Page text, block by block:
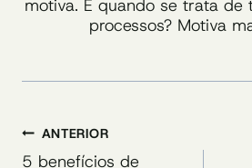
motiva. E quando se trata de
processos? Motiva
Navegação
ANTERIOR
5 benefícios de